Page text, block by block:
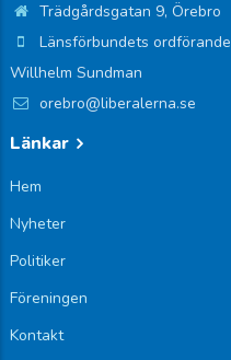
Trädgårdsgatan 9, Örebro
Länsförbundets ordförande
Willhelm Sundman
orebro@liberalerna.se
Länkar
Hem
Nyheter
Politiker
Föreningen
Kontakt